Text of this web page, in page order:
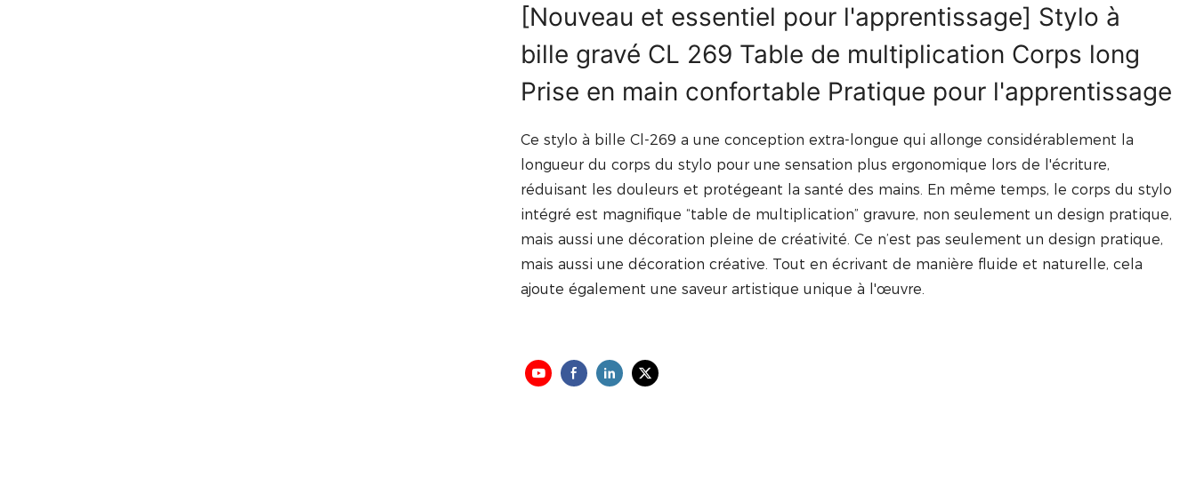
[Nouveau et essentiel pour l'apprentissage] Stylo à
bille gravé CL 269 Table de multiplication Corps long
Prise en main confortable Pratique pour l'apprentissage
Ce stylo à bille Cl-269 a une conception extra-longue qui allonge considérablement la
longueur du corps du stylo pour une sensation plus ergonomique lors de l'écriture,
réduisant les douleurs et protégeant la santé des mains. En même temps, le corps du stylo
intégré est magnifique “table de multiplication” gravure, non seulement un design pratique,
mais aussi une décoration pleine de créativité. Ce n’est pas seulement un design pratique,
mais aussi une décoration créative. Tout en écrivant de manière fluide et naturelle, cela
ajoute également une saveur artistique unique à l'œuvre.